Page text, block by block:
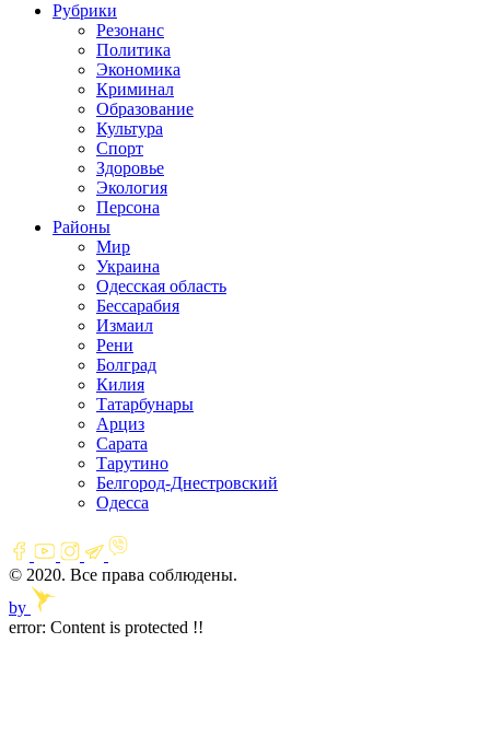
Рубрики
Резонанс
Политика
Экономика
Криминал
Образование
Культура
Спорт
Здоровье
Экология
Персона
Районы
Мир
Украина
Одесская область
Бессарабия
Измаил
Рени
Болград
Килия
Татарбунары
Арциз
Сарата
Тарутино
Белгород-Днестровский
Одесса
© 2020. Все права соблюдены.
by
error: Content is protected !!